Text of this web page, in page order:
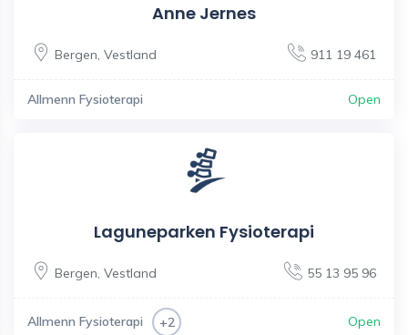
Anne Jernes
Bergen Vestland 911 19 461
Allmenn Fysioterapi Open
Laguneparken Fysioterapi
Bergen Vestland 55 13 95 96
Allmenn Fysioterapi +2 Open